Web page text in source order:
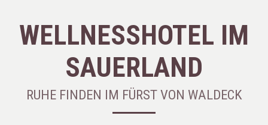
WELLNESSHOTEL IM
SAUERLAND
RUHE FINDEN IM FÜRST VON WALDECK